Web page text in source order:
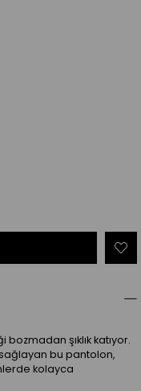
şıklık katıyor.
bu pantolon,
kolayca